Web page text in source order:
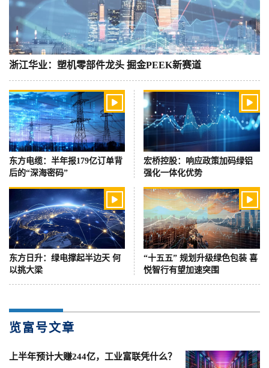
浙江华业：塑机零部件龙头 掘金PEEK新赛道

东方电缆：半年报179亿订单背
后的“深海密码”

宏桥控股：响应政策加码绿铝
强化一体化优势

东方日升：绿电撑起半边天 何
以挑大梁

“十五五” 规划升级绿色包装 喜
悦智行有望加速突围
览富号文章
上半年预计大赚244亿，工业富联凭什么？